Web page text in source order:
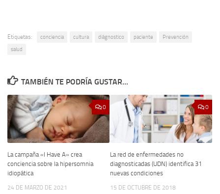
Etiquetas: conciencia cultura diágnostico paciente
Prevención
salud
TAMBIÉN TE PODRÍA GUSTAR...
0
La campaña «I Have A» crea
conciencia sobre la hipersomnia
idiopática
24 DE MARZO DE 2021
0
La red de enfermedades no
diagnosticadas (UDN) identifica 31
nuevas condiciones
15 DE OCTUBRE DE 2018